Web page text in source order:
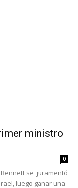
ministro
0
se juramentó
luego ganar una